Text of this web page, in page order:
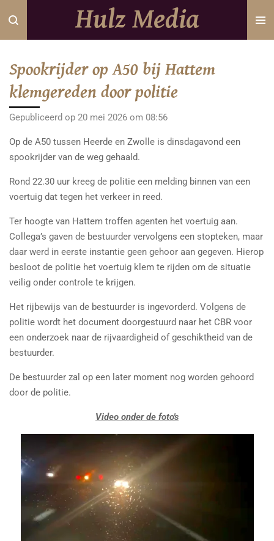
Ga
direct
hoofdinhoud
Hulz Media
Spookrijder op A50 bij Hattem
klemgereden door politie
Gepubliceerd op 20 mei 2026 om 08:56
Op de A50 tussen Heerde en Zwolle is dinsdagavond een
spookrijder van de weg gehaald.
Rond 22.30 uur kreeg de politie een melding binnen van een
voertuig dat tegen het verkeer in reed.
Ter hoogte van Hattem troffen agenten het voertuig aan.
Collega’s gaven de bestuurder vervolgens een stopteken, maar
daar werd in eerste instantie geen gehoor aan gegeven. Hierop
besloot de politie het voertuig klem te rijden om de situatie
veilig onder controle te krijgen.
Het rijbewijs van de bestuurder is ingevorderd. Volgens de
politie wordt het document doorgestuurd naar het CBR voor
een onderzoek naar de rijvaardigheid of geschiktheid van de
bestuurder.
De bestuurder zal op een later moment nog worden gehoord
door de politie.
Video onder de foto's